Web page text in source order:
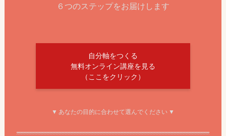
６つのステップをお届けします
自分軸をつくる
無料オンライン講座を見る
（ここをクリック）
▼ あなたの目的に合わせて選んでください ▼